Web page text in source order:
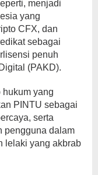
menjadi
yang
CFX, dan
sebagai
penuh
(PAKD).
hukum yang
PINTU sebagai
serta
pengguna dalam
lelaki yang akbrab